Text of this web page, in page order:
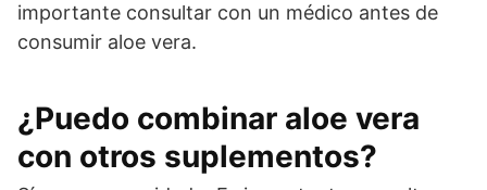
importante consultar con un médico antes de
consumir aloe vera.
¿Puedo combinar aloe vera
con otros suplementos?